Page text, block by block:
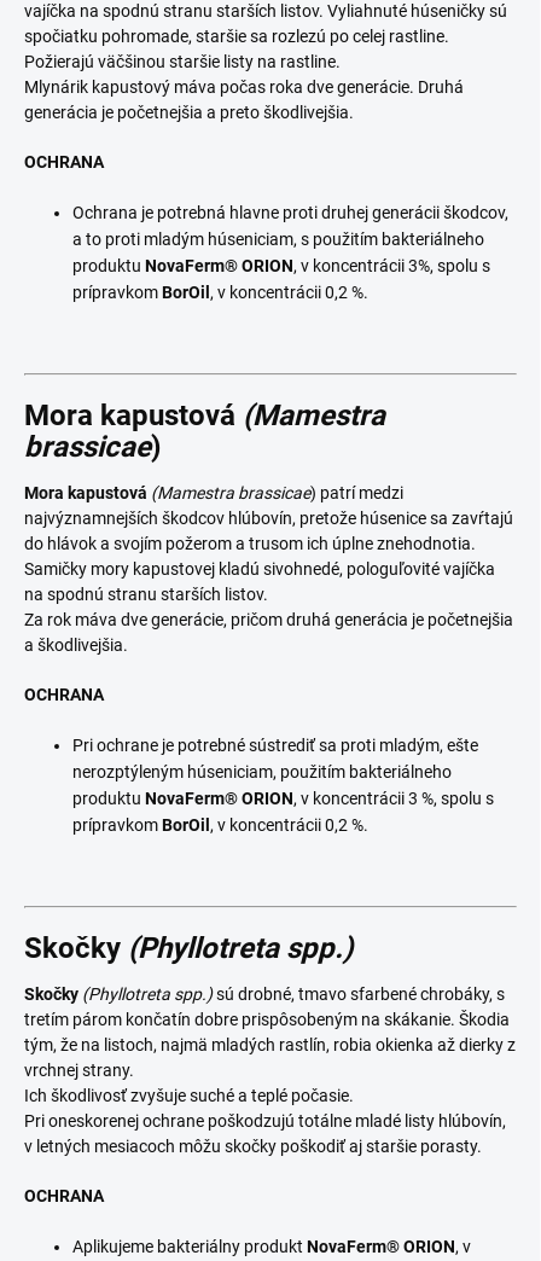
vajíčka na spodnú stranu starších listov. Vyliahnuté húseničky sú
spočiatku pohromade, staršie sa rozlezú po celej rastline.
Požierajú väčšinou staršie listy na rastline.
Mlynárik kapustový máva počas roka dve generácie. Druhá
generácia je početnejšia a preto škodlivejšia.
OCHRANA
Ochrana je potrebná hlavne proti druhej generácii škodcov,
a to proti mladým húseniciam, s použitím bakteriálneho
produktu NovaFerm®ORION, v koncentrácii 3%, spolu s
prípravkomBorOil , v koncentrácii 0,2 %.
Mora kapustová (Mamestra
brassicae)
Mora kapustová (Mamestra brassicae) patrí medzi
najvýznamnejších škodcov hlúbovín, pretože húsenice sa zavŕtajú
do hlávok a svojím požerom a trusom ich úplne znehodnotia.
Samičky mory kapustovej kladú sivohnedé, pologuľovité vajíčka
na spodnú stranu starších listov.
Za rok máva dve generácie, pričom druhá generácia je početnejšia
a škodlivejšia.
OCHRANA
Pri ochrane je potrebné sústrediť sa proti mladým, ešte
nerozptýleným húseniciam, použitím bakteriálneho
produktu NovaFerm®ORION, v koncentrácii 3 %, spolu s
prípravkomBorOil , v koncentrácii 0,2 %.
Skočky (Phyllotreta spp.)
Skočky (Phyllotreta spp.)sú drobné, tmavo sfarbené chrobáky, s
tretím párom končatín dobre prispôsobeným na skákanie. Škodia
tým, že na listoch, najmä mladých rastlín, robia okienka až dierky z
vrchnej strany.
Ich škodlivosť zvyšuje suché a teplé počasie.
Pri oneskorenej ochrane poškodzujú totálne mladé listy hlúbovín,
v letných mesiacoch môžu skočky poškodiť aj staršie porasty.
OCHRANA
Aplikujeme bakteriálny produkt NovaFerm®ORION, v